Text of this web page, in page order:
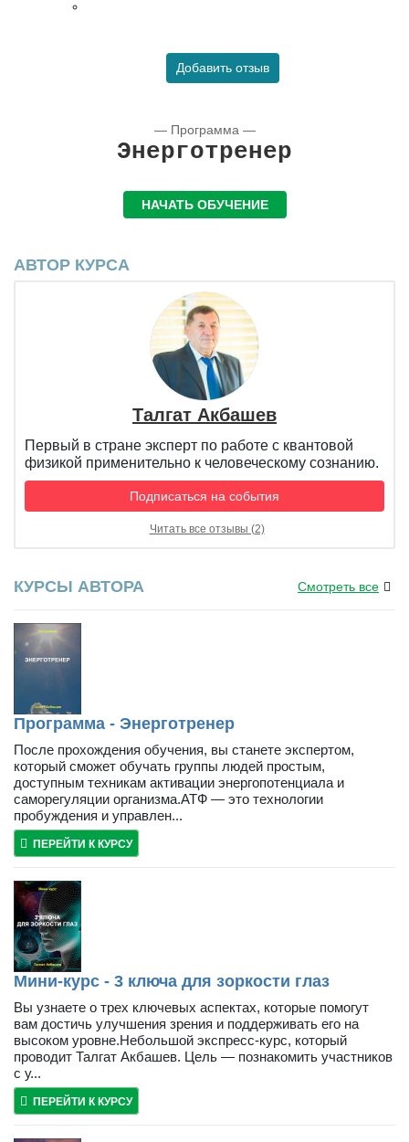
Добавить отзыв
— Программа —
Энерготренер
НАЧАТЬ ОБУЧЕНИЕ
АВТОР КУРСА
Талгат Акбашев
Первый в стране эксперт по работе с квантовой
физикой применительно к человеческому сознанию.
Подписаться на события
Читать все отзывы (2)
КУРСЫ АВТОРА Смотреть все
Программа - Энерготренер
После прохождения обучения, вы станете экспертом,
который сможет обучать группы людей простым,
доступным техникам активации энергопотенциала и
саморегуляции организма.АТФ — это технологии
пробуждения и управлен...
ПЕРЕЙТИ К КУРСУ
Мини-курс - 3 ключа для зоркости глаз
Вы узнаете о трех ключевых аспектах, которые помогут
вам достичь улучшения зрения и поддерживать его на
высоком уровне.Небольшой экспресс-курс, который
проводит Талгат Акбашев. Цель — познакомить участников
с у...
ПЕРЕЙТИ К КУРСУ